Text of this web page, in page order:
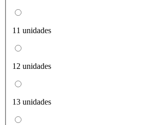
11 unidades
12 unidades
13 unidades